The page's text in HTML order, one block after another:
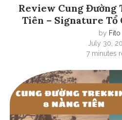
Review Cung Đường
Tiên – Signature
by Fito
July 30,
7 minutes